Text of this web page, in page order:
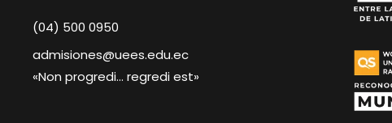
(04) 500 0950
admisiones@uees.edu.ec
«Non progredi… regredi est»